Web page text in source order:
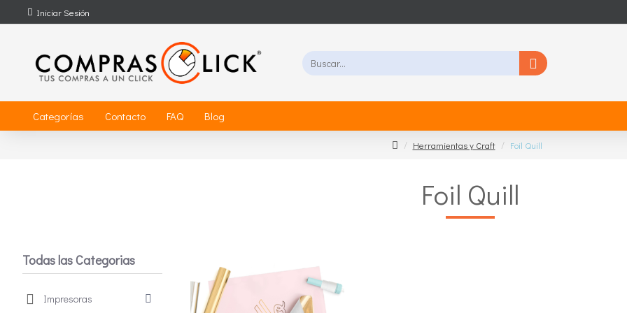
Iniciar Sesión
Categorías Contacto FAQ Blog
Herramientas y Craft Foil Quill
Foil Quill
Todas las Categorias
Impresoras